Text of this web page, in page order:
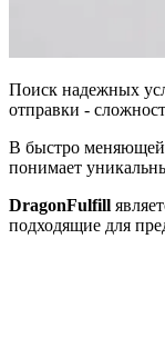
Поиск надежных
отправки -
В быстро
понимает
DragonFulfill
подходящие для